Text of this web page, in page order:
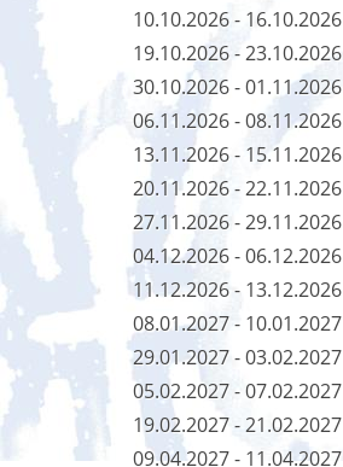
10.10.2026 - 16.10.2026
19.10.2026 - 23.10.2026
30.10.2026 - 01.11.2026
06.11.2026 - 08.11.2026
13.11.2026 - 15.11.2026
20.11.2026 - 22.11.2026
27.11.2026 - 29.11.2026
04.12.2026 - 06.12.2026
11.12.2026 - 13.12.2026
08.01.2027 - 10.01.2027
29.01.2027 - 03.02.2027
05.02.2027 - 07.02.2027
19.02.2027 - 21.02.2027
09.04.2027 - 11.04.2027